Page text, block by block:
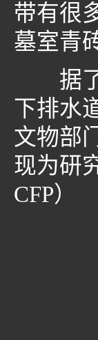
带有很
墓室青
据了
下排水
文物部
现为研
CFP）